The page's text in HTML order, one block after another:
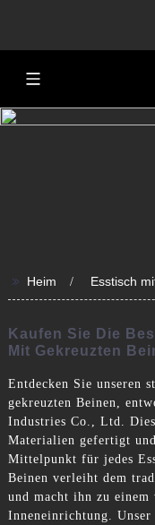
>> Heim Esstisch
Kaufen Sie Die
Mit Gekreuzten
Entdecken Sie unseren
gekreuzten Beinen,
Industries Co., Ltd.
Materialien gefertigt
Mittelpunkt für jedes
Beinen verleiht dem
und macht ihn zu
Inneneinrichtung. Unser